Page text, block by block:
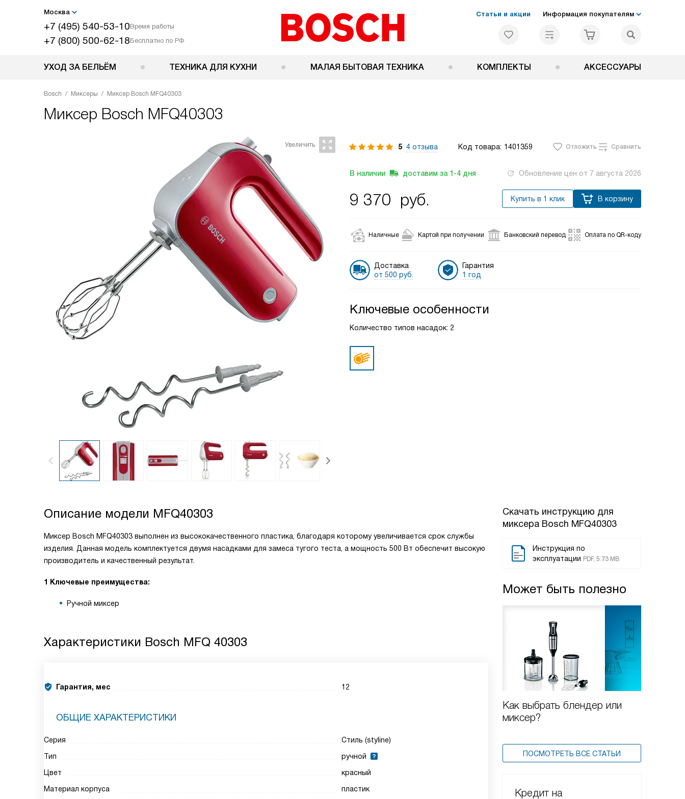
Москва
+7 (495) 540-53-10Время работы
+7 (800) 500-62-18Бесплатно по РФ
Статьи и акции Информация покупателям
УХОД ЗА БЕЛЬЁМ ТЕХНИКА ДЛЯ КУХНИ МАЛАЯ БЫТОВАЯ ТЕХНИКА КОМПЛЕКТЫ АКСЕССУАРЫ
Bosch Миксеры Миксер Bosch MFQ40303
Миксер Bosch MFQ40303
5 4 отзыва Код товара: 1401359 Отложить Сравнить
В наличии доставим за 1-4 дня Обновление цен от 7 августа 2026
9 370 руб. Купить в 1 клик В корзину
Наличные Картой при получении Банковский перевод Оплата по QR-коду
Доставка
от 500 руб.
Гарантия
1 год
Ключевые особенности
Количество типов насадок: 2
Скачать инструкцию для
миксера Bosch MFQ40303
Инструкция по
эксплуатации PDF, 5.73 MB
Может быть полезно
Как выбрать блендер или
миксер?
ПОСМОТРЕТЬ ВСЕ СТАТЬИ
Кредит на
Описание модели MFQ40303
Миксер Bosch MFQ40303 выполнен из высококачественного пластика, благодаря которому увеличивается срок службы
изделия. Данная модель комплектуется двумя насадками для замеса тугого теста, а мощность 500 Вт обеспечит высокую
производитель и качественный результат.
1 Ключевые преимущества:
Ручной миксер
Характеристики Bosch MFQ 40303
Гарантия, мес 12
ОБЩИЕ ХАРАКТЕРИСТИКИ
Серия
Стиль (styline)
Тип
ручной
Цвет
красный
Материал корпуса
пластик